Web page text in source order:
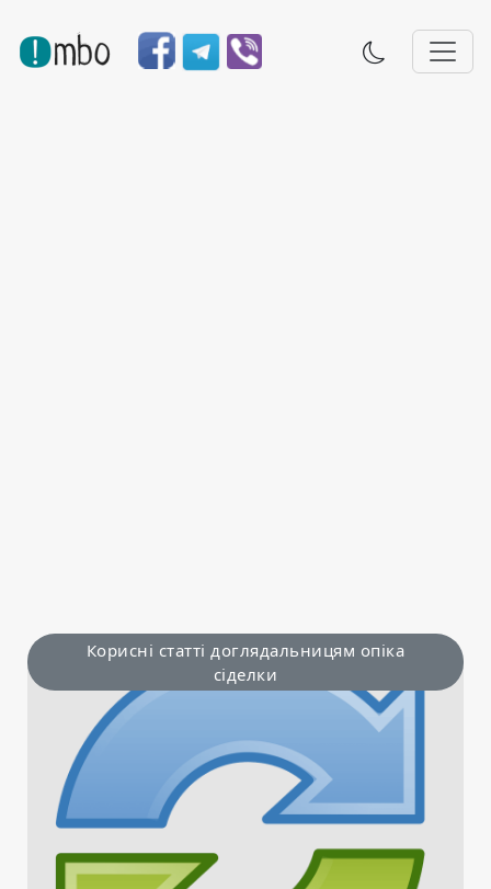
Корисні статті доглядальницям опіка
сіделки